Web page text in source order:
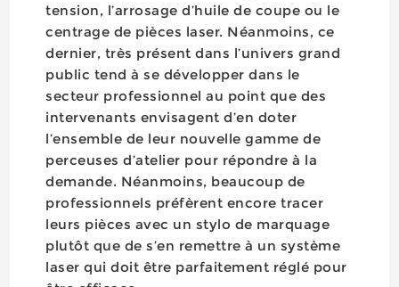
tension, l’arrosage d’huile de coupe ou le
centrage de pièces laser. Néanmoins, ce
dernier, très présent dans l’univers grand
public tend à se développer dans le
secteur professionnel au point que des
intervenants envisagent d’en doter
l’ensemble de leur nouvelle gamme de
perceuses d’atelier pour répondre à la
demande. Néanmoins, beaucoup de
professionnels préfèrent encore tracer
leurs pièces avec un stylo de marquage
plutôt que de s’en remettre à un système
laser qui doit être parfaitement réglé pour